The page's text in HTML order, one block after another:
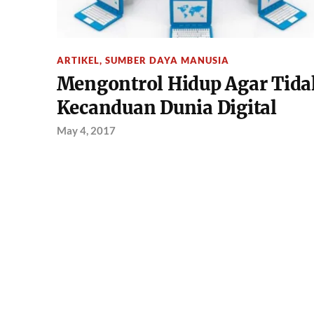
ARTIKEL, SUMBER DAYA MANUSIA
Mengontrol Hidup Agar
Kecanduan Dunia Digital
May 4, 2017